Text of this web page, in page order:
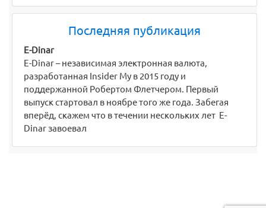
Последняя публикация
E-Dinar
E-Dinar – независимая электронная валюта,
разработанная Insider My в 2015 году и
поддержанной Робертом Флетчером. Первый
выпуск стартовал в ноябре того же года. Забегая
вперёд, скажем что в течении нескольких лет E-
Dinar завоевал